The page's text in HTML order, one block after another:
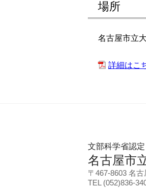
場所
名古屋市立
詳細はこ
文部科学省認
名古屋市
〒467-8603 名
TEL (052)836-